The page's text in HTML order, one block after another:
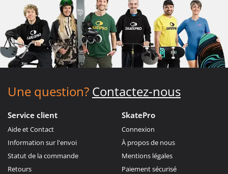
Une question? Contactez-nous
Service client
Aide et Contact
Information sur l'envoi
Statut de la commande
Retours
SkatePro
Connexion
À propos de nous
Mentions légales
Paiement sécurisé